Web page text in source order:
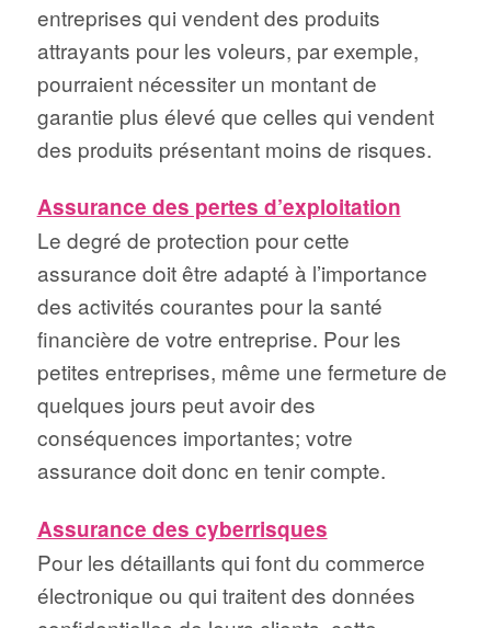
entreprises qui vendent des produits
attrayants pour les voleurs, par exemple,
pourraient nécessiter un montant de
garantie plus élevé que celles qui vendent
des produits présentant moins de risques.
Assurance des pertes d’exploitation
Le degré de protection pour cette
assurance doit être adapté à l’importance
des activités courantes pour la santé
financière de votre entreprise. Pour les
petites entreprises, même une fermeture de
quelques jours peut avoir des
conséquences importantes; votre
assurance doit donc en tenir compte.
Assurance des cyberrisques
Pour les détaillants qui font du commerce
électronique ou qui traitent des données